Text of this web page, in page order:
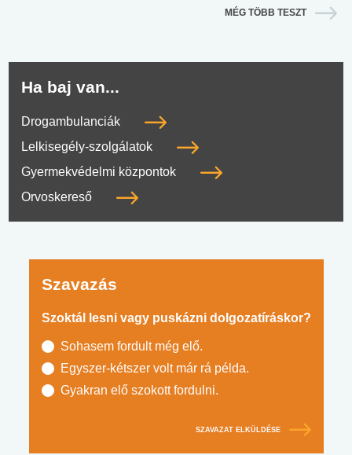
MÉG TÖBB TESZT
Ha baj van...
Drogambulanciák
Lelkisegély-szolgálatok
Gyermekvédelmi központok
Orvoskereső
Szavazás
Szoktál lesni vagy puskázni dolgozatíráskor?
Sohasem fordult még elő.
Egyszer-kétszer volt már rá példa.
Gyakran elő szokott fordulni.
SZAVAZAT ELKÜLDÉSE